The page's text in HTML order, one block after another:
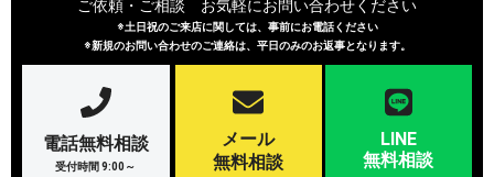
ご依頼・ご相談 お気軽にお問い合わせください
※土日祝のご来店に関しては、事前にお電話ください
※新規のお問い合わせのご連絡は、平日のみのお返事となります。
電話無料相談
受付時間 9:00～
メール
無料相談
LINE
無料相談